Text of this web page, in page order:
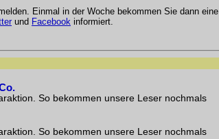
Einmal in der Woche bekommen Sie dann eine
und Facebook informiert.
So bekommen unsere Leser nochmals
So bekommen unsere Leser nochmals